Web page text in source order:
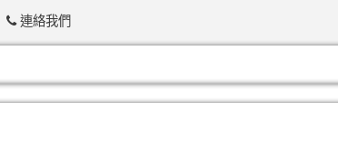
連絡我們